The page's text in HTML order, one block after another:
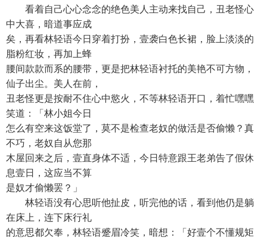
看着自己心心念念的绝色美人主动来找自己，丑老怪心
中大喜，暗道事应成
矣，再看林轻语今日穿着打扮，壹袭白色长裙，脸上淡淡的
脂粉红妆，再加上蜂
腰间款款而系的腰带，更是把林轻语衬托的美艳不可方物，
仙子出尘。美人在前，
丑老怪更是按耐不住心中慾火，不等林轻语开口，着忙嘿嘿
笑道：「林小姐今日
怎么有空来这饭堂了，莫不是检查老奴的做活是否偷懒？真
不巧，老奴自从您那
木屋回来之后，壹直身体不适，今日特意跟王老弟告了假休
息壹日，这应当不算
是奴才偷懒罢？」
林轻语没有心思听他扯皮，听完他的话，看到他仍是躺
在床上，连下床行礼
的意思都欠奉，林轻语蹙眉冷笑，暗想：「好壹个不懂规矩